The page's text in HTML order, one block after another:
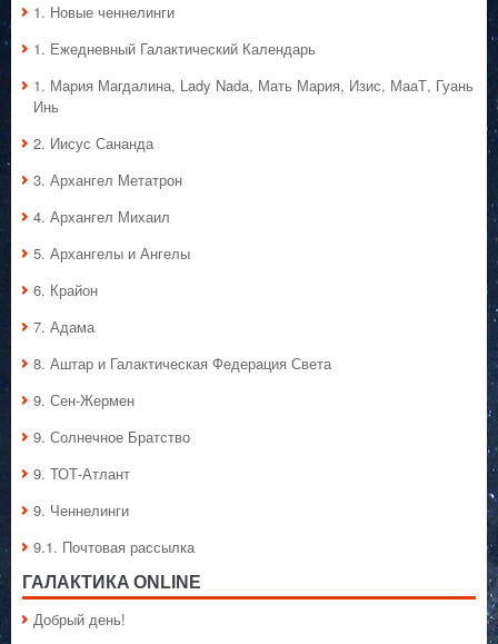
1. Hовые ченнелинги
1. Ежедневный Галактический Календарь
1. Мария Магдалина, Lady Nada, Мать Мария, Изис, МааТ, Гуань
Инь
2. Иисус Сананда
3. Архангел Метатрон
4. Архангел Михаил
5. Архангелы и Ангелы
6. Крайон
7. Адама
8. Аштар и Галактическая Федерация Света
9. Сен-Жермен
9. Солнечное Братство
9. ТОТ-Атлант
9. Ченнелинги
9.1. Почтовая рассылка
ГАЛАКТИКA ONLINE
Добрый день!